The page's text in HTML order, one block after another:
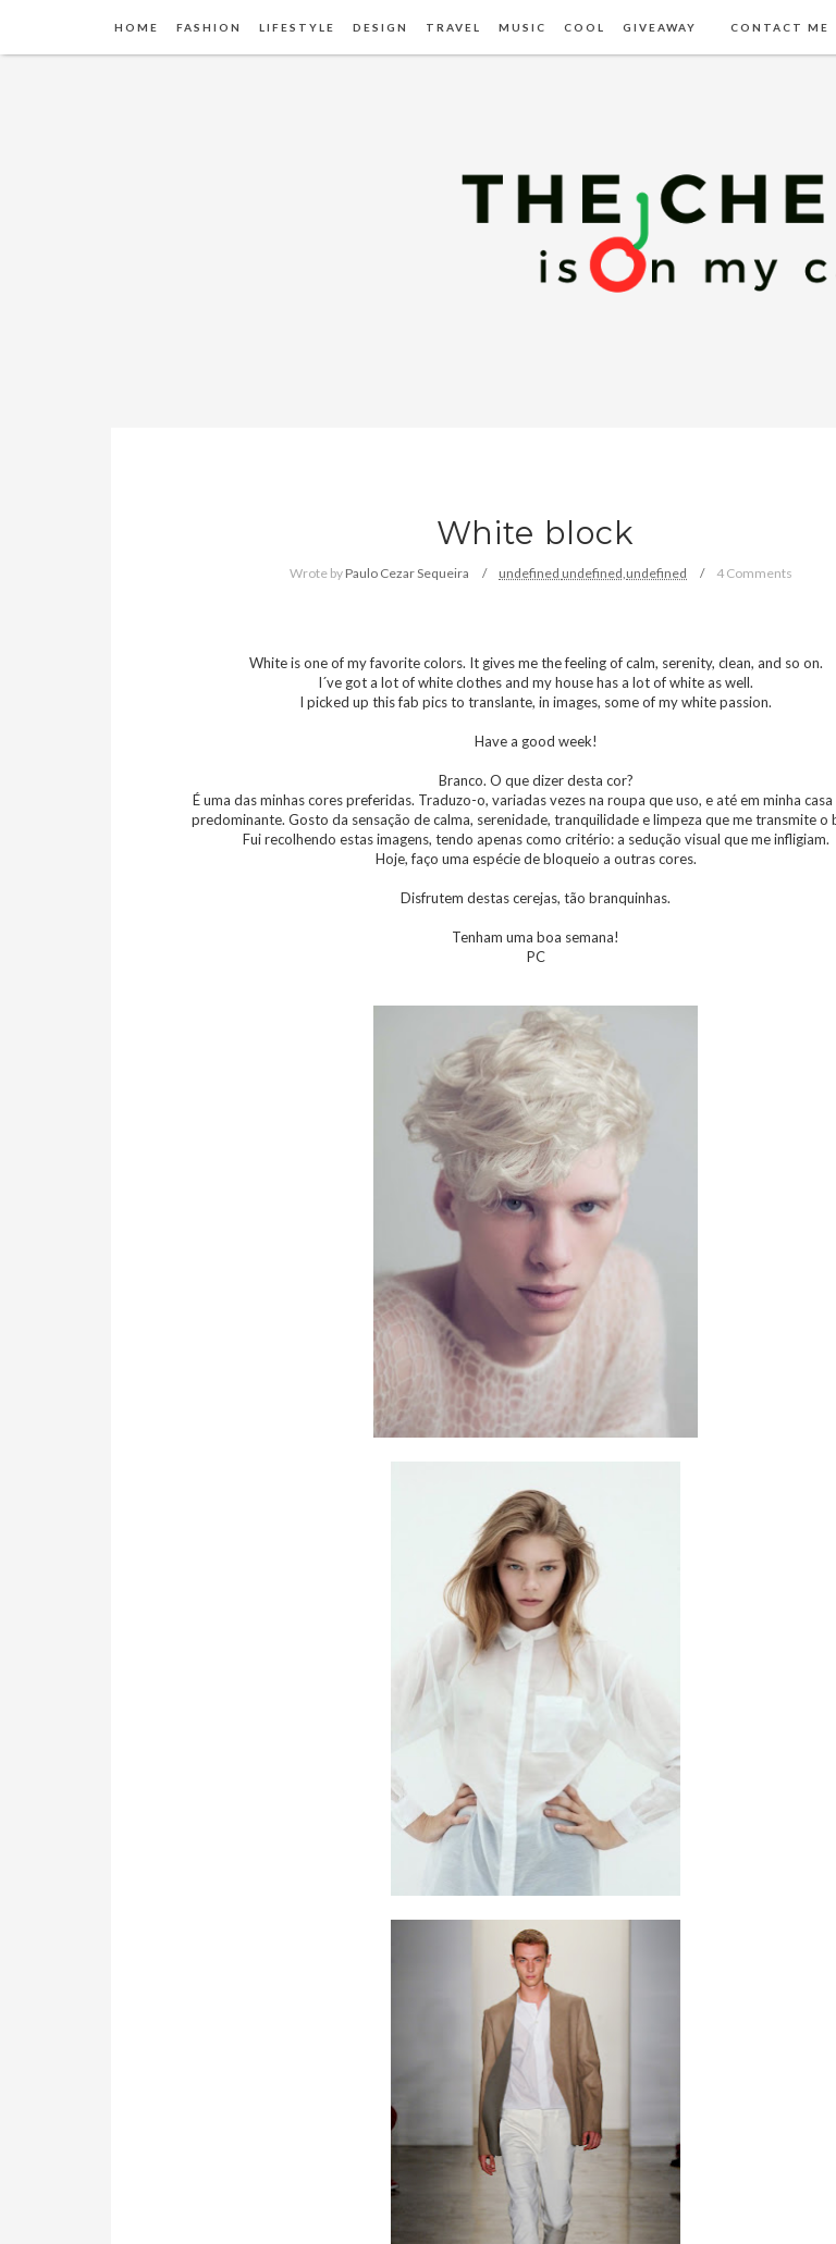
HOME FASHION LIFESTYLE DESIGN TRAVEL MUSIC COOL GIVEAWAY CONTACT ME
White block
Wrote by Paulo Cezar Sequeira undefined undefined,undefined 4 Comments
White is one of my favorite colors. It gives me the feeling of calm, serenity, clean, and so on.
I´ve got a lot of white clothes and my house has a lot of white as well.
I picked up this fab pics to translante, in images, some of my white passion.
Have a good week!
Branco. O que dizer desta cor?
É uma das minhas cores preferidas. Traduzo-o, variadas vezes na roupa que uso, e até em minha casa
predominante. Gosto da sensação de calma, serenidade, tranquilidade e limpeza que me transmite o
Fui recolhendo estas imagens, tendo apenas como critério: a sedução visual que me infligiam.
Hoje, faço uma espécie de bloqueio a outras cores.
Disfrutem destas cerejas, tão branquinhas.
Tenham uma boa semana!
PC